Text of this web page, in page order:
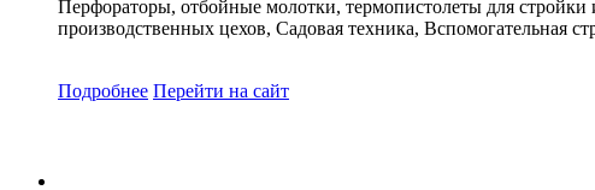
Перфораторы, отбойные молотки, термопистолеты для
производственных цехов, Садовая техника, Вспомогательная
Подробнее Перейти на сайт